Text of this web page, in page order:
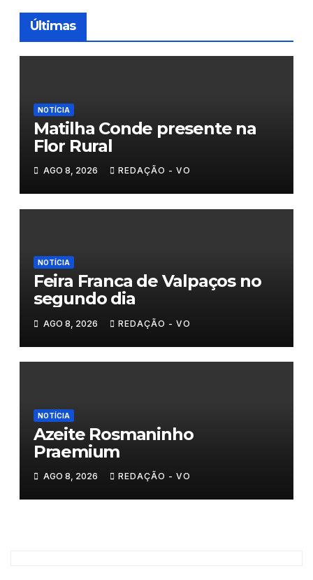
Últimas
NOTÍCIA
Matilha Conde presente na
Flor Rural
AGO 8, 2026 REDAÇÃO - VO
NOTÍCIA
Feira Franca de Valpaços no
segundo dia
AGO 8, 2026 REDAÇÃO - VO
NOTÍCIA
Azeite Rosmaninho
Praemium
AGO 8, 2026 REDAÇÃO - VO